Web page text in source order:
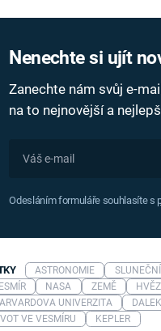
Nenechte si ujít
Zanechte nám svůj e-
na to nejnovější a
Odesláním formuláře souhlasíte s
ASTRONOMIE
NASA ZEMĚ
UNIVERZITA
VE VESMÍRU
KEPLER